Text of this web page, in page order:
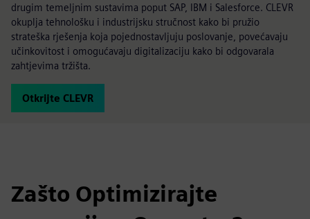
drugim temeljnim sustavima poput SAP, IBM i Salesforce. CLEVR
okuplja tehnološku i industrijsku stručnost kako bi pružio
strateška rješenja koja pojednostavljuju poslovanje, povećavaju
učinkovitost i omogućavaju digitalizaciju kako bi odgovarala
zahtjevima tržišta.
Otkrijte CLEVR
Zašto Optimizirajte